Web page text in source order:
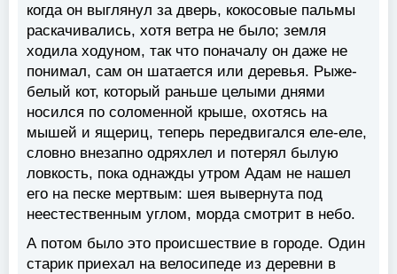
когда он выглянул за дверь, кокосовые пальмы
раскачивались, хотя ветра не было; земля
ходила ходуном, так что поначалу он даже не
понимал, сам он шатается или деревья. Рыже-
белый кот, который раньше целыми днями
носился по соломенной крыше, охотясь на
мышей и ящериц, теперь передвигался еле-еле,
словно внезапно одряхлел и потерял былую
ловкость, пока однажды утром Адам не нашел
его на песке мертвым: шея вывернута под
неестественным углом, морда смотрит в небо.
А потом было это происшествие в городе. Один
старик приехал на велосипеде из деревни в